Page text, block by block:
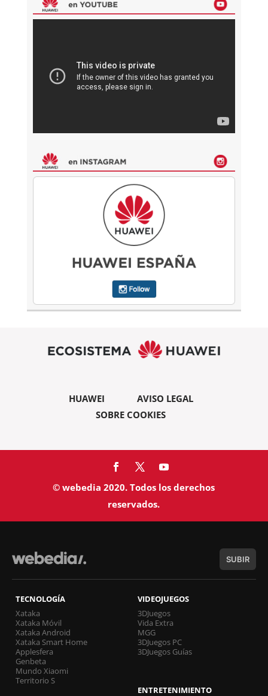
HUAWEI
AVISO LEGAL
SOBRE COOKIES
© webedia 2020. Todos los derechos
reservados.
SUBIR
TECNOLOGÍA
Xataka
Xataka Móvil
Xataka Android
Xataka Smart Home
Applesfera
Genbeta
Mundo Xiaomi
Territorio S
VIDEOJUEGOS
3DJuegos
Vida Extra
MGG
3DJuegos PC
3DJuegos Guías
ENTRETENIMIENTO